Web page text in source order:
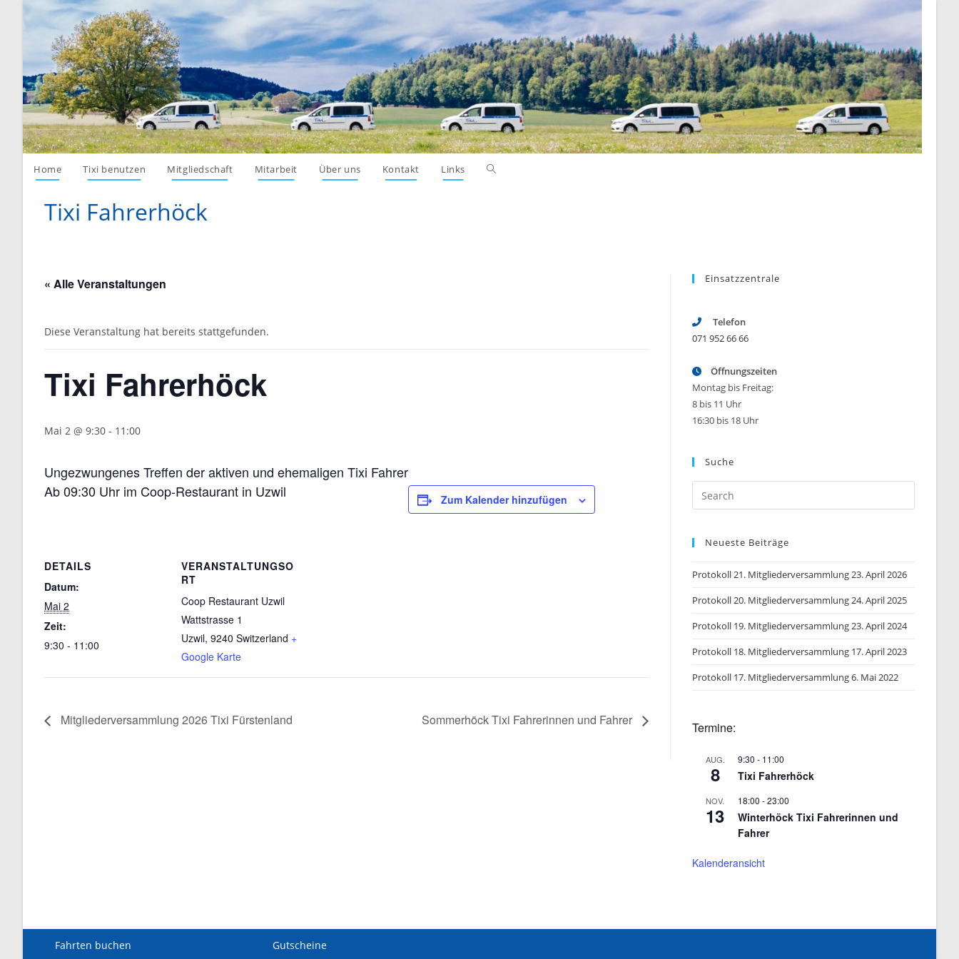
Home Tixi benutzen Mitgliedschaft Mitarbeit Über uns Kontakt Links Toggle
Tixi Fahrerhöck
« Alle Veranstaltungen
Diese Veranstaltung hat bereits stattgefunden.
Tixi Fahrerhöck
Mai 2 @ 9:30 - 11:00
Ungezwungenes Treffen der aktiven und ehemaligen Tixi Fahrer
Ab 09:30 Uhr im Coop-Restaurant in Uzwil
Zum Kalender hinzufügen
DETAILS
Datum:
Mai 2
Zeit:
9:30 - 11:00
VERANSTALTUNGSO
RT
Coop Restaurant Uzwil
Wattstrasse 1
Uzwil, 9240 Switzerland +
Google Karte
Mitgliederversammlung 2026 Tixi Fürstenland Sommerhöck Tixi Fahrerinnen und Fahrer
Einsatzzentrale
Telefon
071 952 66 66
Öffnungszeiten
Montag bis Freitag:
8 bis 11 Uhr
16:30 bis 18 Uhr
Suche
Escape
Neueste Beiträge
Protokoll 21. Mitgliederversammlung 23. April 2026
Protokoll 20. Mitgliederversammlung 24. April 2025
Protokoll 19. Mitgliederversammlung 23. April 2024
Protokoll 18. Mitgliederversammlung 17. April 2023
Protokoll 17. Mitgliederversammlung 6. Mai 2022
Termine:
AUG.
8
9:30 - 11:00
Tixi Fahrerhöck
NOV.
13
18:00 -23:00
Winterhöck Tixi Fahrerinnen und
Fahrer
Kalenderansicht
Fahrten buchen
Gutscheine